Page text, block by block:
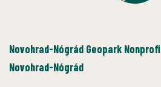
Novohrad-Nógrád Geopark
Novohrad-Nógrád